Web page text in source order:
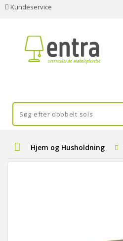
Kundeservice
Hjem og Husholdning